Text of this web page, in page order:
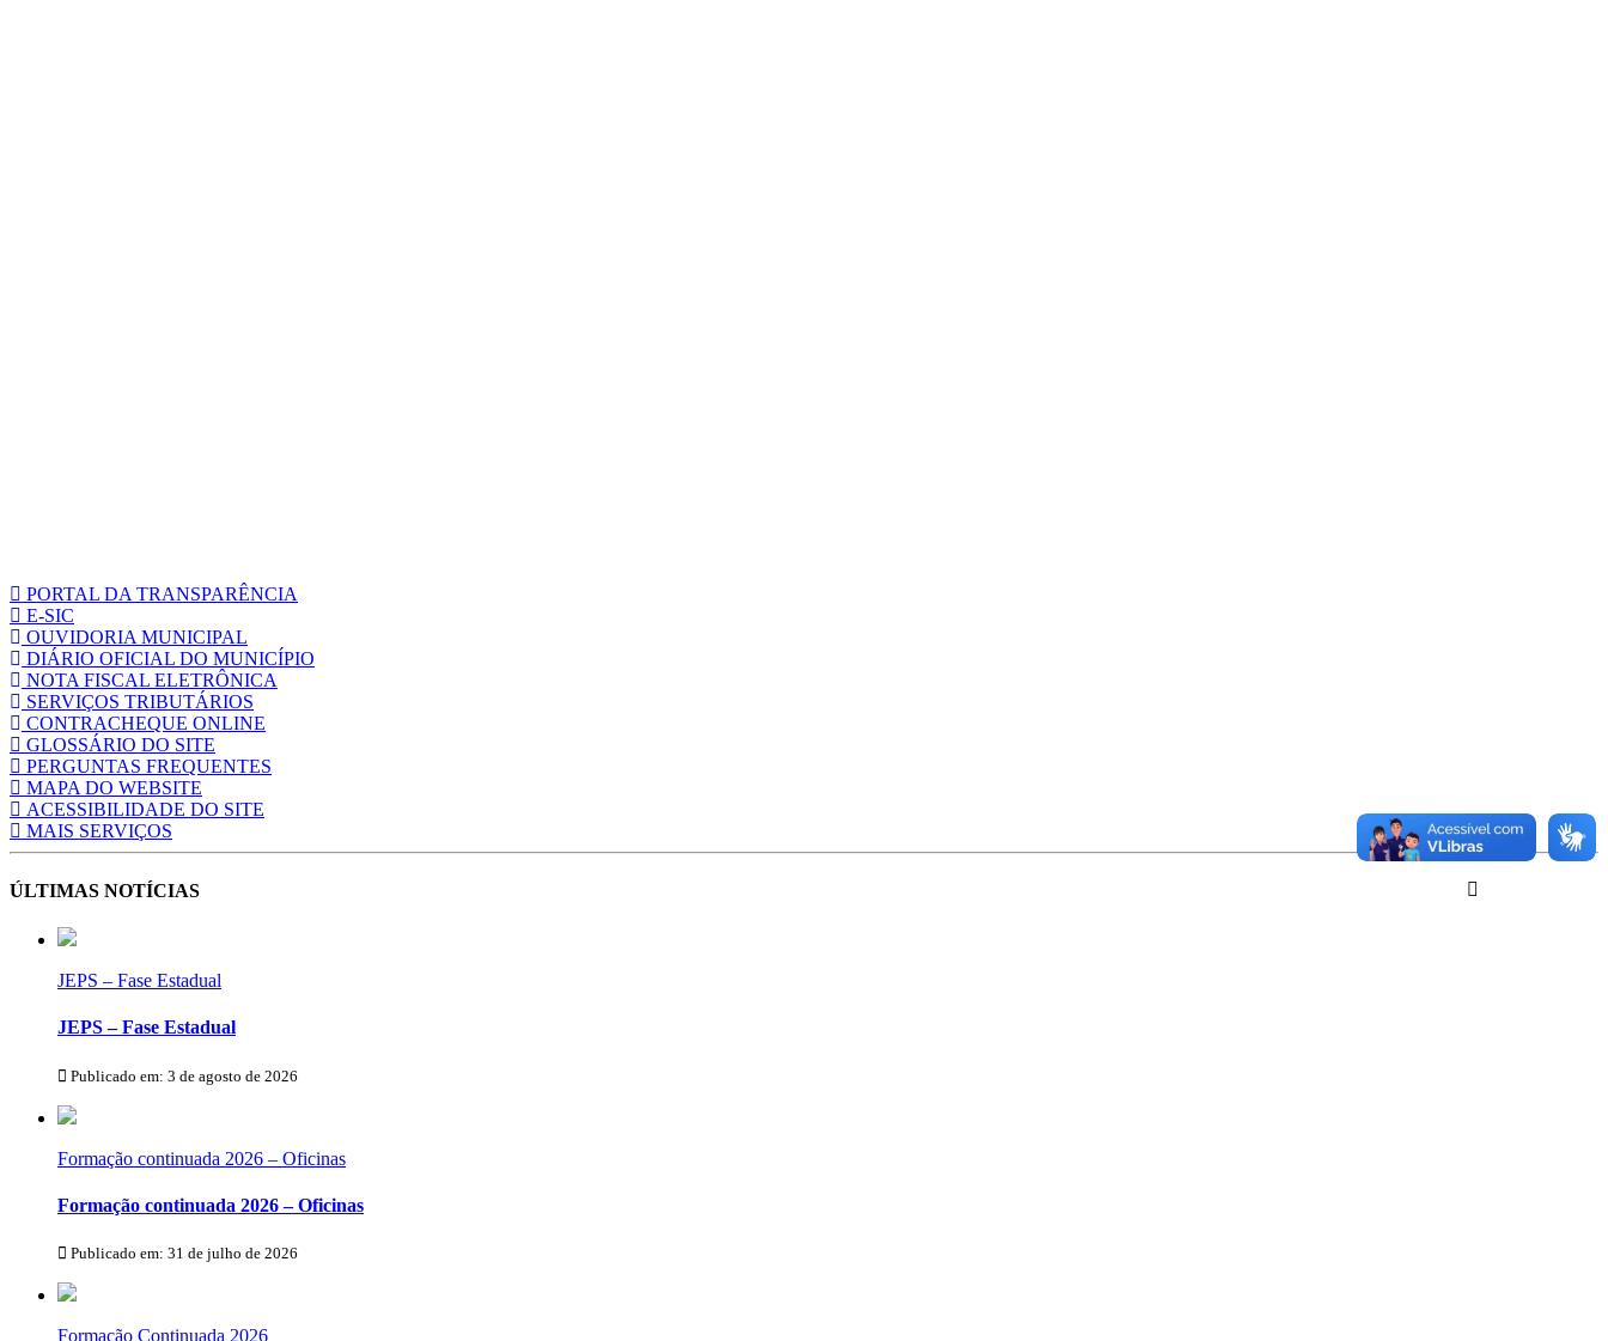
PORTAL DA TRANSPARÊNCIA
E-SIC
OUVIDORIA MUNICIPAL
DIÁRIO OFICIAL DO MUNICÍPIO
NOTA FISCAL ELETRÔNICA
SERVIÇOS TRIBUTÁRIOS
CONTRACHEQUE ONLINE
GLOSSÁRIO DO SITE
PERGUNTAS FREQUENTES
MAPA DO WEBSITE
ACESSIBILIDADE DO SITE
MAIS SERVIÇOS
ÚLTIMAS NOTÍCIAS
JEPS – Fase Estadual
JEPS – Fase Estadual
Publicado em: 3 de agosto de 2026
Formação continuada 2026 – Oficinas
Formação continuada 2026 – Oficinas
Publicado em: 31 de julho de 2026
Formação Continuada 2026